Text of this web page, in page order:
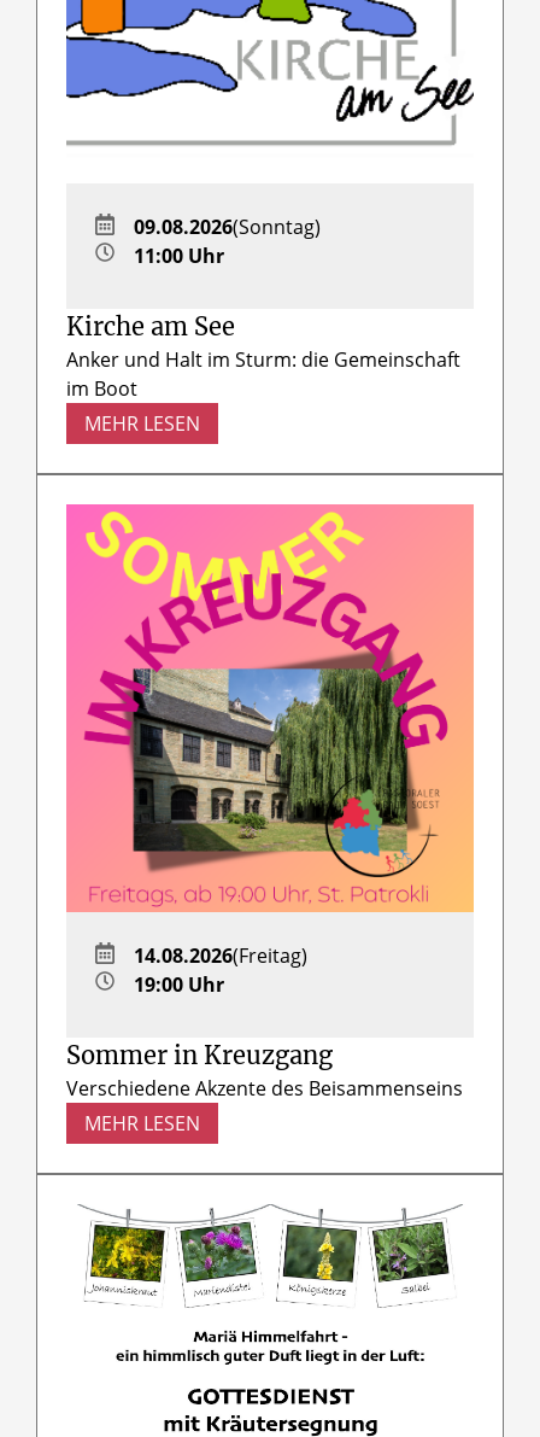
Kirche am See
Anker und Halt im Sturm: die Gemeinschaft
im Boot
MEHR LESEN
09.08.2026(Sonntag)
11:00 Uhr
Sommer in Kreuzgang
Verschiedene Akzente des Beisammenseins
MEHR LESEN
14.08.2026(Freitag)
19:00 Uhr